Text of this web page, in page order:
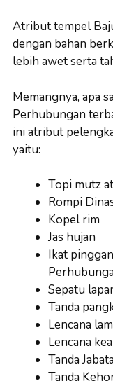
Atribut tempel
dengan bahan
lebih awet serta
Memangnya, apa
Perhubungan
ini atribut
yaitu:
Topi mutz
Rompi
Kopel rim
Jas hujan
Ikat
Sepatu
Tanda
Lencana
Lencana
Tanda
Tanda